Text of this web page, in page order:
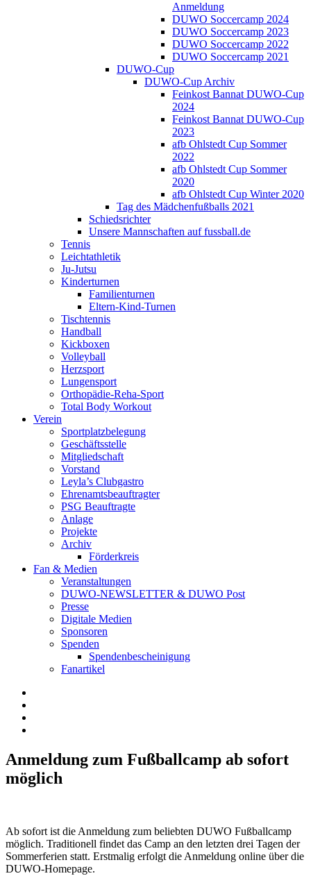
Anmeldung
DUWO Soccercamp 2024
DUWO Soccercamp 2023
DUWO Soccercamp 2022
DUWO Soccercamp 2021
DUWO-Cup
DUWO-Cup Archiv
Feinkost Bannat DUWO-Cup
2024
Feinkost Bannat DUWO-Cup
2023
afb Ohlstedt Cup Sommer
2022
afb Ohlstedt Cup Sommer
2020
afb Ohlstedt Cup Winter 2020
Tag des Mädchenfußballs 2021
Schiedsrichter
Unsere Mannschaften auf fussball.de
Tennis
Leichtathletik
Ju-Jutsu
Kinderturnen
Familienturnen
Eltern-Kind-Turnen
Tischtennis
Handball
Kickboxen
Volleyball
Herzsport
Lungensport
Orthopädie-Reha-Sport
Total Body Workout
Verein
Sportplatzbelegung
Geschäftsstelle
Mitgliedschaft
Vorstand
Leyla’s Clubgastro
Ehrenamtsbeauftragter
PSG Beauftragte
Anlage
Projekte
Archiv
Förderkreis
Fan & Medien
Veranstaltungen
DUWO-NEWSLETTER & DUWO Post
Presse
Digitale Medien
Sponsoren
Spenden
Spendenbescheinigung
Fanartikel
Anmeldung zum Fußballcamp ab sofort
möglich
Ab sofort ist die Anmeldung zum beliebten DUWO Fußballcamp
möglich. Traditionell findet das Camp an den letzten drei Tagen der
Sommerferien statt. Erstmalig erfolgt die Anmeldung online über die
DUWO-Homepage.